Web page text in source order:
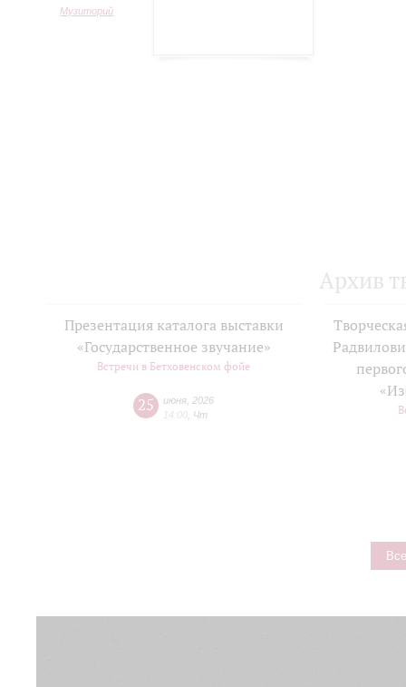
Музиторий
Архив
Презентация каталога выставки
«Государственное звучание»
Встречи в Бетховенском фойе
25 июня 2026
14:00 Чт